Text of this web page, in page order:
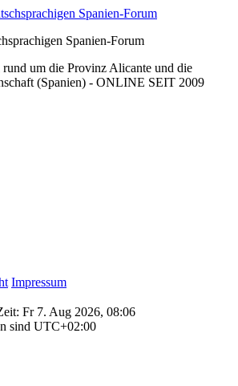
Spanien-Forum
um die Provinz Alicante und die
(Spanien) - ONLINE SEIT 2009
Impressum
Fr 7. Aug 2026, 08:06
sind UTC+02:00